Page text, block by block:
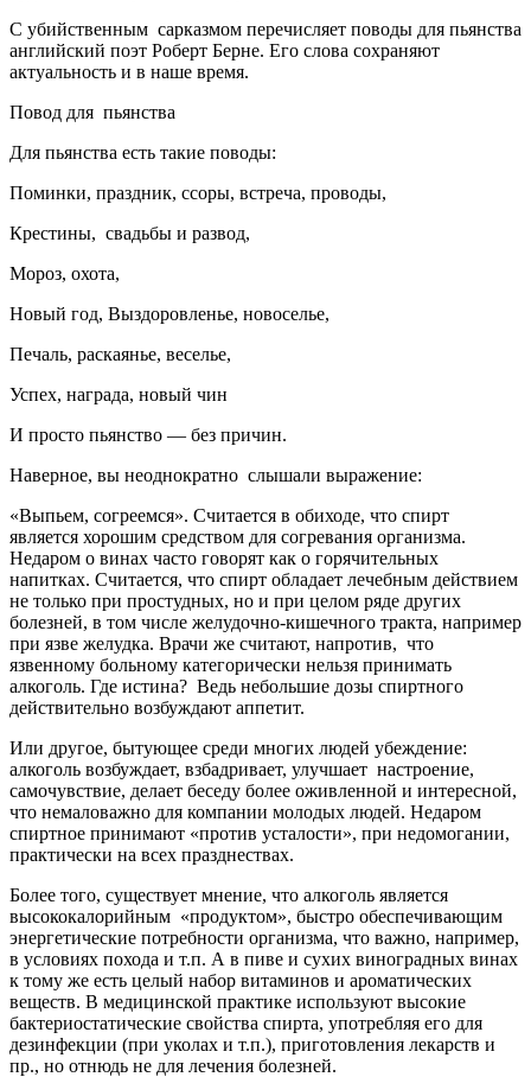
С убийственным сарказмом перечисляет поводы для пьянства
английский поэт Роберт Берне. Его слова сохраняют
актуальность и в наше время.
Повод для пьянства
Для пьянства есть такие поводы:
Поминки, праздник, ссоры, встреча, проводы,
Крестины, свадьбы и развод,
Мороз, охота,
Новый год, Выздоровленье, новоселье,
Печаль, раскаянье, веселье,
Успех, награда, новый чин
И просто пьянство — без причин.
Наверное, вы неоднократно слышали выражение:
«Выпьем, согреемся». Считается в обиходе, что спирт
является хорошим средством для согревания организма.
Недаром о винах часто говорят как о горячительных
напитках. Считается, что спирт обладает лечебным действием
не только при простудных, но и при целом ряде других
болезней, в том числе желудочно-кишечного тракта, например
при язве желудка. Врачи же считают, напротив, что
язвенному больному категорически нельзя принимать
алкоголь. Где истина? Ведь небольшие дозы спиртного
действительно возбуждают аппетит.
Или другое, бытующее среди многих людей убеждение:
алкоголь возбуждает, взбадривает, улучшает настроение,
самочувствие, делает беседу более оживленной и интересной,
что немаловажно для компании молодых людей. Недаром
спиртное принимают «против усталости», при недомогании,
практически на всех празднествах.
Более того, существует мнение, что алкоголь является
высококалорийным «продуктом», быстро обеспечивающим
энергетические потребности организма, что важно, например,
в условиях похода и т.п. А в пиве и сухих виноградных винах
к тому же есть целый набор витаминов и ароматических
веществ. В медицинской практике используют высокие
бактериостатические свойства спирта, употребляя его для
дезинфекции (при уколах и т.п.), приготовления лекарств и
пр., но отнюдь не для лечения болезней.